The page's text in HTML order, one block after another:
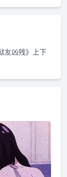
友凶残》上下